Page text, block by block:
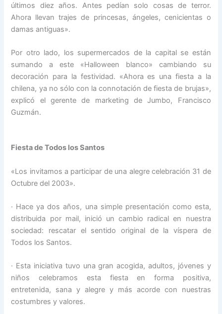
últimos diez años. Antes pedían solo cosas de terror.
Ahora llevan trajes de princesas, ángeles, cenicientas o
damas antiguas».
Por otro lado, los supermercados de la capital se están
sumando a este «Halloween blanco» cambiando su
decoración para la festividad. «Ahora es una fiesta a la
chilena, ya no sólo con la connotación de fiesta de brujas»,
explicó el gerente de marketing de Jumbo, Francisco
Guzmán.
Fiesta de Todos los Santos
«Los invitamos a participar de una alegre celebración 31 de
Octubre del 2003».
· Hace ya dos años, una simple presentación como esta,
distribuida por mail, inició un cambio radical en nuestra
sociedad: rescatar el sentido original de la víspera de
Todos los Santos.
· Esta iniciativa tuvo una gran acogida, adultos, jóvenes y
niños celebramos esta fiesta en forma positiva,
entretenida, sana y alegre y más acorde con nuestras
costumbres y valores.